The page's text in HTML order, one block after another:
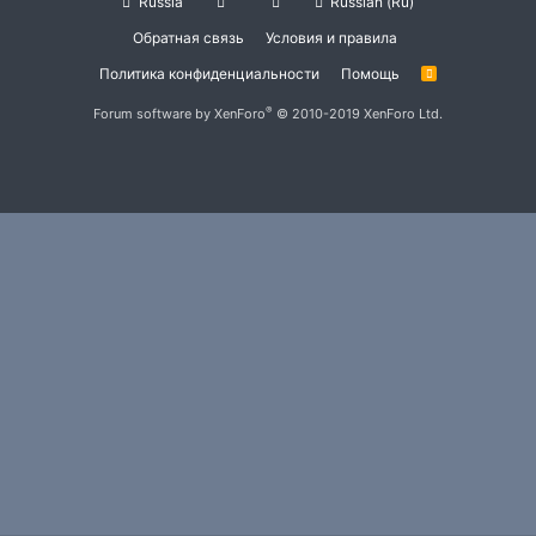
Обратная связь
Условия и правила
Политика конфиденциальности
Помощь
R
Forum software by XenForo® © 2010-2019 XenForo Ltd.